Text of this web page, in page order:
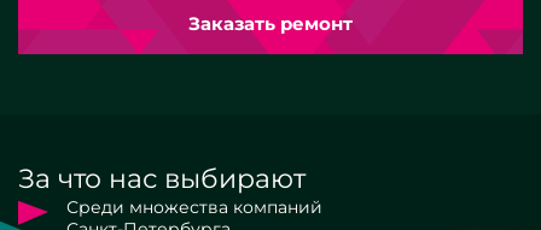
Заказать ремонт
За что нас выбирают
Среди множества компаний